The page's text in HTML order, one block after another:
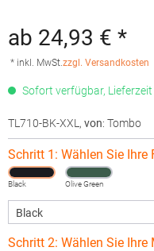
ab 24,93 € *
* inkl. MwSt.zzgl. Versandkosten
Sofort verfügbar,
TL710-BK-XXL , von: Tombo
Schritt 1: Wählen Sie Ihre
Black Olive Green
Schritt 2: Wählen Sie Ihre